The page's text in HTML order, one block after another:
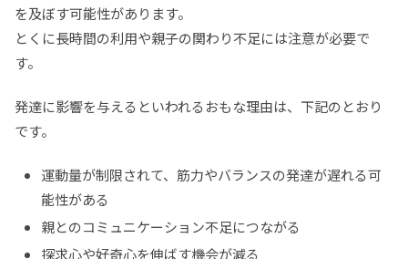
を及ぼす可能性があります。
とくに長時間の利用や親子の関わり不足には注意が必要で
す。
発達に影響を与えるといわれるおもな理由は、下記のとおり
です。
運動量が制限されて、筋力やバランスの発達が遅れる可
能性がある
親とのコミュニケーション不足につながる
探求心や好奇心を伸ばす機会が減る